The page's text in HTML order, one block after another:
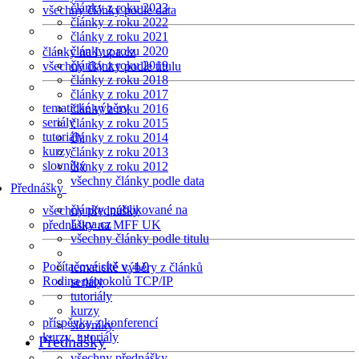
všechny články podle data
články na Lupa.cz
všechny články podle titulu
tematické výběry
seriály
tutoriály
kurzy
slovníky
Přednášky
všechny přednášky
přednášky na MFF UK
Počítačové sítě v. 4.0
Rodina protokolů TCP/IP
příspěvky z konferencí
kurzy, tutoriály
články z roku 2023
články z roku 2022
články z roku 2021
články z roku 2020
články z roku 2019
články z roku 2018
články z roku 2017
články z roku 2016
články z roku 2015
články z roku 2014
články z roku 2013
články z roku 2012
všechny články podle data
články, publikované na
Lupa.cz
všechny články podle titulu
tematické výběry z článků
seriály
tutoriály
kurzy
slovníky
Přednášky